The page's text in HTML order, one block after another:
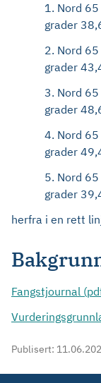
1. Nord
grader
2. Nord
grader
3. Nord
grader
4. Nord
grader
5. Nord
grader
herfra i en rett
Fangstjournal
Publisert: